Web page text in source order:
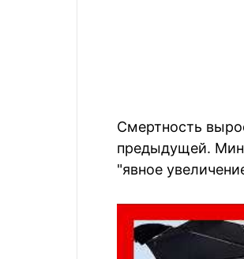
Смертность
предыдущей.
"явное